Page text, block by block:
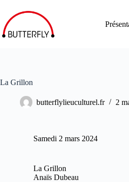
La Grillon
butterflylieuculturel.fr 2
Samedi 2 mars 2024
La Grillon
Anaïs Dubeau